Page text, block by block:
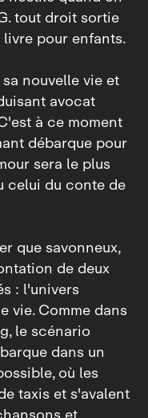
tout droit sortie
pour enfants.
nouvelle vie et
avocat
à ce moment
débarque pour
sera le plus
celui du conte de
que savonneux,
de deux
: l'univers
vie. Comme dans
le scénario
dans un
où les
taxis et s'avalent